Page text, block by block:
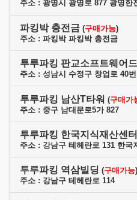
주소 : 광명시 광명로 877 광명한
파킹박 충전금 (구매가능)
주소 : 파킹박 파킹박 충전금
투루파킹 판교소프트웨어
주소 : 성남시 수정구 창업로 40
투루파킹 남산T타워 (구매가
주소 : 중구 남대문로5가 827
투루파킹 한국지식재산센터
주소 : 강남구 테헤란로 131 한국
투루파킹 역삼빌딩 (구매가능)
주소 : 강남구 테헤란로 114